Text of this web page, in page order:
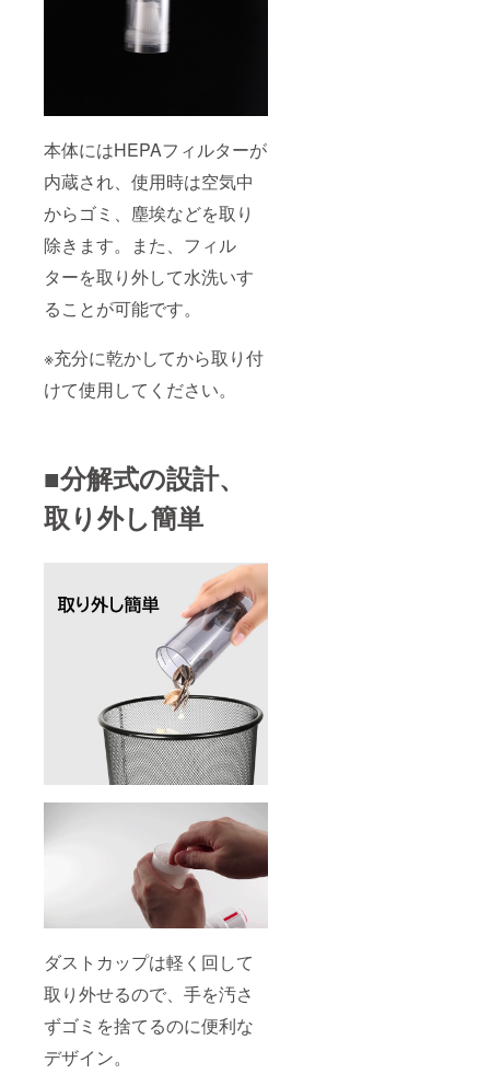
本体にはHEPAフィルターが
内蔵され、使用時は空気中
からゴミ、塵埃などを取り
除きます。また、フィル
ターを取り外して水洗いす
ることが可能です。
※充分に乾かしてから取り付
けて使用してください。
■分解式の設計、
取り外し簡単
ダストカップは軽く回して
取り外せるので、手を汚さ
ずゴミを捨てるのに便利な
デザイン。